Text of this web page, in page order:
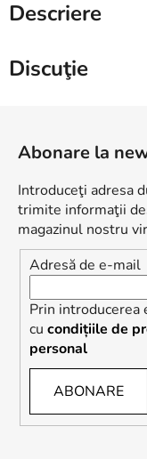
Descriere
Discuţie
Abonare la
Introduceţi adresa
trimite informaţii
magazinul nostru
Adresă de e-mail
Prin
cu condițiile de
personal
ABONARE